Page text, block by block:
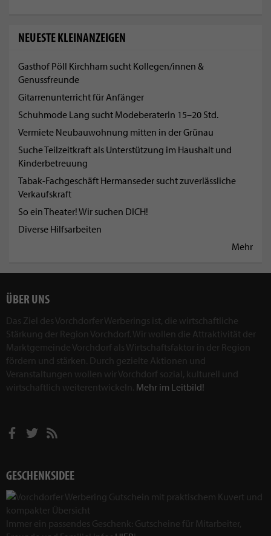
NEUESTE KLEINANZEIGEN
Gasthof Pöll Kirchham sucht Kollegen/innen &
Genussfreunde
Gitarrenunterricht für Anfänger
Schuhmode Lang sucht ModeberaterIn 15–20 Std.
Vermiete Neubauwohnung mitten in der Grünau
Suche Teilzeitkraft als Unterstützung im Haushalt und
Kinderbetreuung
Tabak-Fachgeschäft Hermanseder sucht zuverlässliche
Verkaufskraft
So ein Theater! Wir suchen DICH!
Diverse Hilfsarbeiten
Mehr
ÜBER UNS
Das Ziel des Vorchdorfer Werberings ist, die wirtschaftliche
Stärkung der Region Vorchdorf. Wir wollen die Attraktivität der
Marktgemeinde Vorchdorf als Wirtschaftsfaktor in der Region
fördern und stärken. Durch gezielte Aktionen und
Veranstaltungen wollen wir Vorchdorf sozial, kulturell und
wirtschaftlich weiterentwickeln. Mehr im Leitbild!
GESCHENKSIDEE
Immer ein passendes Geschenk: Gutscheine für Mitarbeiter,